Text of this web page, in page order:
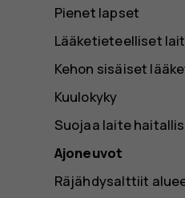
Pienet lapset
Lääketieteelliset
Kehon sisäiset
Kuulokyky
Suojaa laite
Ajoneuvot
Räjähdysalttiit